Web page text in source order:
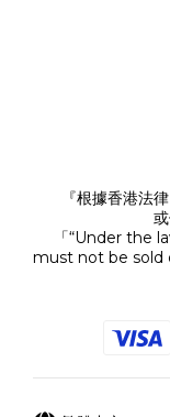
『根據香港法
「“Under the
must not be sold